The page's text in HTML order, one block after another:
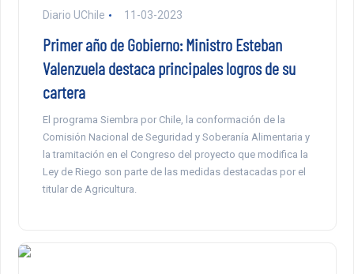
Diario UChile 11-03-2023
Primer año de Gobierno: Ministro Esteban
Valenzuela destaca principales logros de su
cartera
El programa Siembra por Chile, la conformación de la
Comisión Nacional de Seguridad y Soberanía Alimentaria y
la tramitación en el Congreso del proyecto que modifica la
Ley de Riego son parte de las medidas destacadas por el
titular de Agricultura.